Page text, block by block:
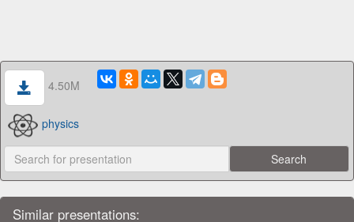
4.50M
physics
Similar presentations: